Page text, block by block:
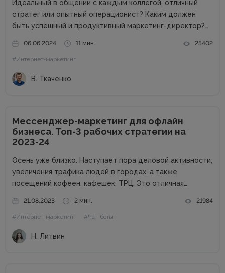
Идеальный в общении с каждым коллегой, отличный
стратег или опытный операционист? Каким должен
быть успешный и продуктивный маркетинг-директор?
Directors Day рассказал Виталий Ткаченко. Виталий –
соучредитель Tkachenko & Myroniuk Marketing Agency,
имеет огромный опыт...
06.06.2024 11 мин. 25402
#Интернет-маркетинг
В. Ткаченко
Мессенджер-маркетинг для офлайн
бизнеса. Топ-3 рабочих стратегии на
2023-24
Осень уже близко. Наступает пора деловой активности,
увеличения трафика людей в городах, а также
посещений кофеен, кафешек, ТРЦ. Это отличная
увеличить прибыль. Но конкуренция на данном рынке
высока, поэтому расслабляться не стоит. Как привлечь
клиентов...
21.08.2023 2 мин. 21984
#Интернет-маркетинг #Чат-боты
Н. Литвин